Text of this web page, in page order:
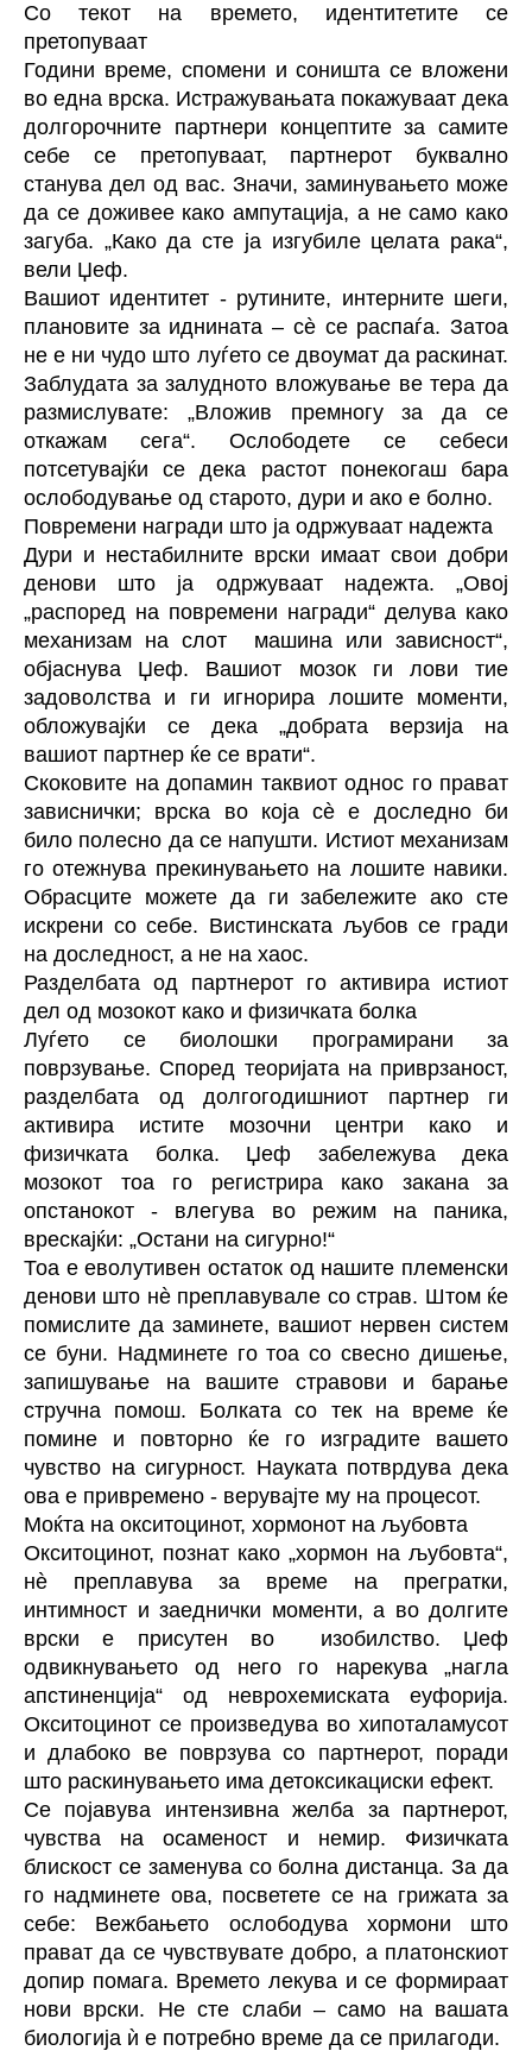
Со текот на времето, идентитетите се
претопуваат
Години време, спомени и соништа се вложени
во една врска. Истражувањата покажуваат дека
долгорочните партнери концептите за самите
себе се претопуваат, партнерот буквално
станува дел од вас. Значи, заминувањето може
да се доживее како ампутација, а не само како
загуба. „Како да сте ја изгубиле целата рака“,
вели Џеф.
Вашиот идентитет - рутините, интерните шеги,
плановите за иднината – сè се распаѓа. Затоа
не е ни чудо што луѓето се двоумат да раскинат.
Заблудата за залудното вложување ве тера да
размислувате: „Вложив премногу за да се
откажам сега“. Ослободете се себеси
потсетувајќи се дека растот понекогаш бара
ослободување од старото, дури и ако е болно.
Повремени награди што ја одржуваат надежта
Дури и нестабилните врски имаат свои добри
денови што ја одржуваат надежта. „Овој
„распоред на повремени награди“ делува како
механизам на слот машина или зависност“,
објаснува Џеф. Вашиот мозок ги лови тие
задоволства и ги игнорира лошите моменти,
обложувајќи се дека „добрата верзија на
вашиот партнер ќе се врати“.
Скоковите на допамин таквиот однос го прават
зависнички; врска во која сè е доследно би
било полесно да се напушти. Истиот механизам
го отежнува прекинувањето на лошите навики.
Обрасците можете да ги забележите ако сте
искрени со себе. Вистинската љубов се гради
на доследност, а не на хаос.
Разделбата од партнерот го активира истиот
дел од мозокот како и физичката болка
Луѓето се биолошки програмирани за
поврзување. Според теоријата на приврзаност,
разделбата од долгогодишниот партнер ги
активира истите мозочни центри како и
физичката болка. Џеф забележува дека
мозокот тоа го регистрира како закана за
опстанокот - влегува во режим на паника,
врескајќи: „Остани на сигурно!“
Тоа е еволутивен остаток од нашите племенски
денови што нè преплавувале со страв. Штом ќе
помислите да заминете, вашиот нервен систем
се буни. Надминете го тоа со свесно дишење,
запишување на вашите стравови и барање
стручна помош. Болката со тек на време ќе
помине и повторно ќе го изградите вашето
чувство на сигурност. Науката потврдува дека
ова е привремено - верувајте му на процесот.
Моќта на окситоцинот, хормонот на љубовта
Окситоцинот, познат како „хормон на љубовта“,
нè преплавува за време на прегратки,
интимност и заеднички моменти, а во долгите
врски е присутен во изобилство. Џеф
одвикнувањето од него го нарекува „нагла
апстиненција“ од неврохемиската еуфорија.
Окситоцинот се произведува во хипоталамусот
и длабоко ве поврзува со партнерот, поради
што раскинувањето има детоксикациски ефект.
Се појавува интензивна желба за партнерот,
чувства на осаменост и немир. Физичката
блискост се заменува со болна дистанца. За да
го надминете ова, посветете се на грижата за
себе: Вежбањето ослободува хормони што
прават да се чувствувате добро, а платонскиот
допир помага. Времето лекува и се формираат
нови врски. Не сте слаби – само на вашата
биологија ѝ е потребно време да се прилагоди.